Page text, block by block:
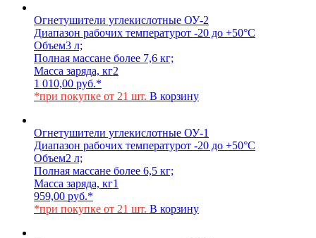
Огнетушители углекислотные ОУ-2
Диапазон рабочих температурот -20 до +50°C
Объем3 л;
Полная массане более 7,6 кг;
Масса заряда, кг2
1 010,00 руб.*
*при покупке от 21 шт. В корзину
Огнетушители углекислотные ОУ-1
Диапазон рабочих температурот -20 до +50°C
Объем2 л;
Полная массане более 6,5 кг;
Масса заряда, кг1
959,00 руб.*
*при покупке от 21 шт. В корзину